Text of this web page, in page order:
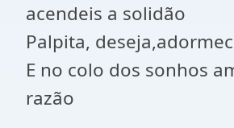
acendeis a solidão
Palpita,
E no colo dos sonhos
razão